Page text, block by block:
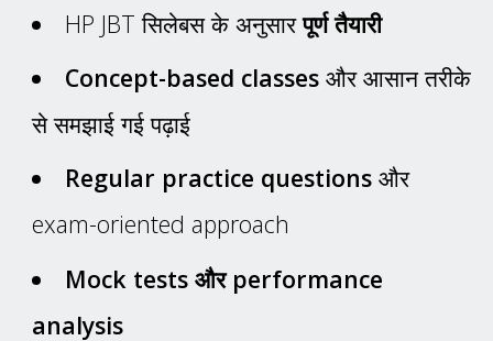
HP JBT सिलेबस के अनुसारपूर्ण तैयारी
Concept-based classes और आसान तरीके
से समझाई गई पढ़ाई
Regular practice questions और
exam-oriented approach
Mock tests और performance
analysis